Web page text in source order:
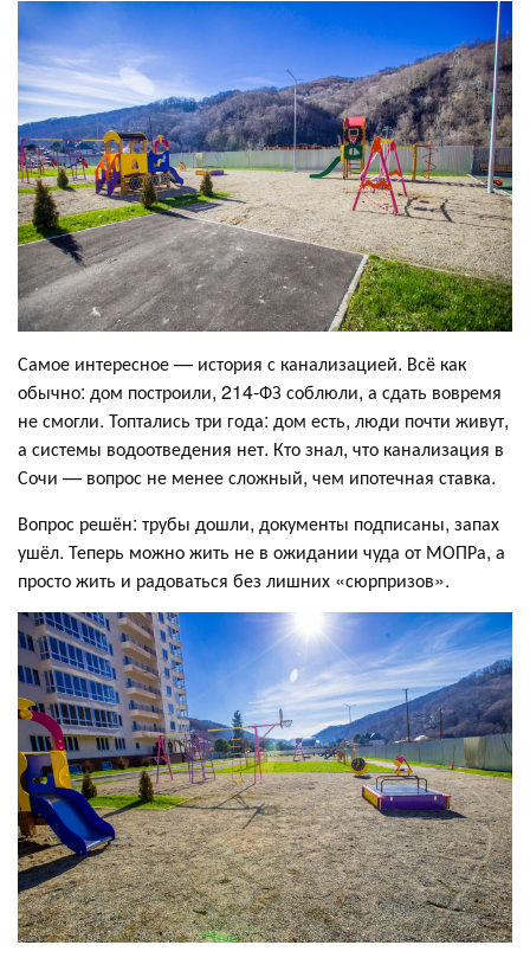
Самое интересное — история с канализацией. Всё как
обычно: дом построили, 214-ФЗ соблюли, а сдать вовремя
не смогли. Топтались три года: дом есть, люди почти живут,
а системы водоотведения нет. Кто знал, что канализация в
Сочи — вопрос не менее сложный, чем ипотечная ставка.
Вопрос решён: трубы дошли, документы подписаны, запах
ушёл. Теперь можно жить не в ожидании чуда от МОПРа, а
просто жить и радоваться без лишних «сюрпризов».